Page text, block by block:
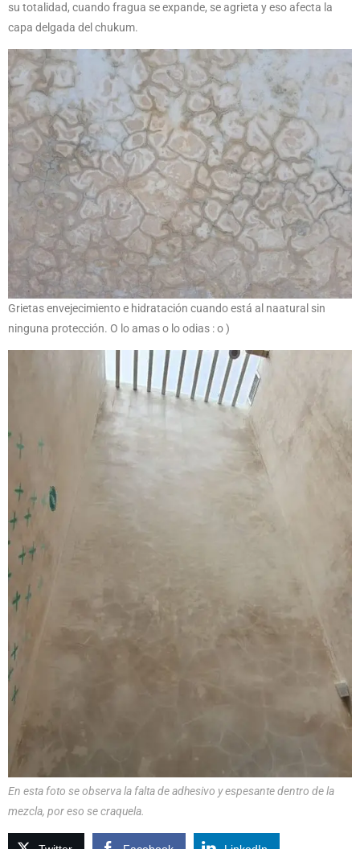
su totalidad, cuando fragua se expande, se agrieta y eso afecta la
capa delgada del chukum.
Grietas envejecimiento e hidratación cuando está al naatural sin
ninguna protección. O lo amas o lo odias : o )
En esta foto se observa la falta de adhesivo y espesante dentro de la
mezcla, por eso se craquela.